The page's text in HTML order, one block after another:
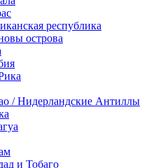
республика
острова
/ Нидерландские Антиллы
и Тобаго